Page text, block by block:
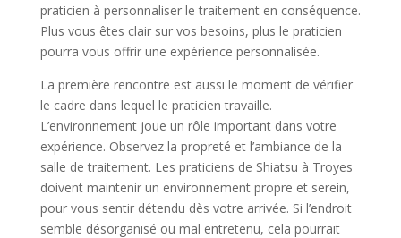
praticien à personnaliser le traitement en conséquence.
Plus vous êtes clair sur vos besoins, plus le praticien
pourra vous offrir une expérience personnalisée.
La première rencontre est aussi le moment de vérifier
le cadre dans lequel le praticien travaille.
L’environnement joue un rôle important dans votre
expérience. Observez la propreté et l’ambiance de la
salle de traitement. Les praticiens de Shiatsu à Troyes
doivent maintenir un environnement propre et serein,
pour vous sentir détendu dès votre arrivée. Si l’endroit
semble désorganisé ou mal entretenu, cela pourrait